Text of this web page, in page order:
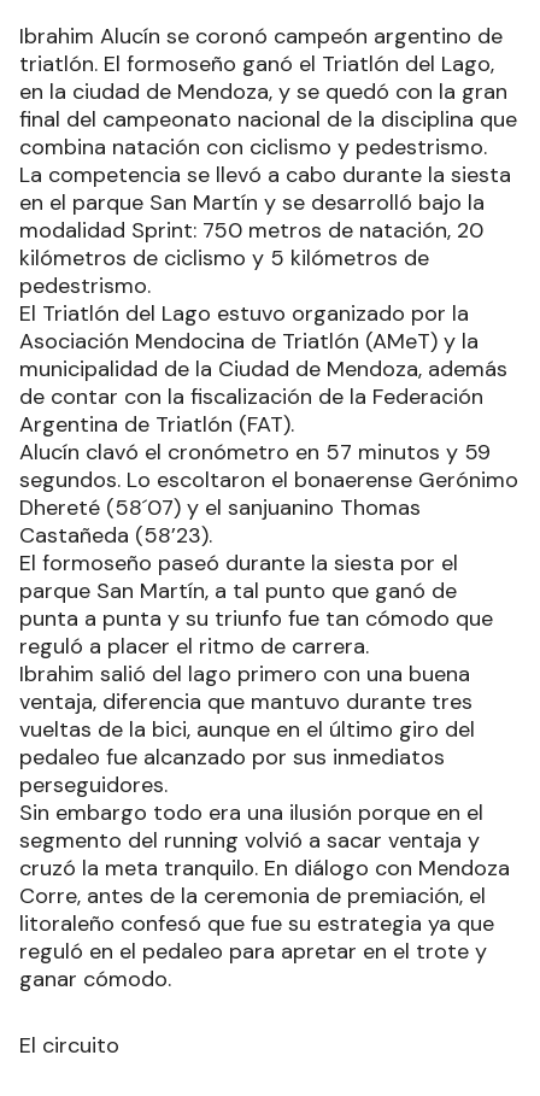
Ibrahim Alucín se coronó campeón argentino de
triatlón. El formoseño ganó el Triatlón del Lago,
en la ciudad de Mendoza, y se quedó con la gran
final del campeonato nacional de la disciplina que
combina natación con ciclismo y pedestrismo.
La competencia se llevó a cabo durante la siesta
en el parque San Martín y se desarrolló bajo la
modalidad Sprint: 750 metros de natación, 20
kilómetros de ciclismo y 5 kilómetros de
pedestrismo.
El Triatlón del Lago estuvo organizado por la
Asociación Mendocina de Triatlón (AMeT) y la
municipalidad de la Ciudad de Mendoza, además
de contar con la fiscalización de la Federación
Argentina de Triatlón (FAT).
Alucín clavó el cronómetro en 57 minutos y 59
segundos. Lo escoltaron el bonaerense Gerónimo
Dhereté (58´07) y el sanjuanino Thomas
Castañeda (58’23).
El formoseño paseó durante la siesta por el
parque San Martín, a tal punto que ganó de
punta a punta y su triunfo fue tan cómodo que
reguló a placer el ritmo de carrera.
Ibrahim salió del lago primero con una buena
ventaja, diferencia que mantuvo durante tres
vueltas de la bici, aunque en el último giro del
pedaleo fue alcanzado por sus inmediatos
perseguidores.
Sin embargo todo era una ilusión porque en el
segmento del running volvió a sacar ventaja y
cruzó la meta tranquilo. En diálogo con Mendoza
Corre, antes de la ceremonia de premiación, el
litoraleño confesó que fue su estrategia ya que
reguló en el pedaleo para apretar en el trote y
ganar cómodo.
El circuito